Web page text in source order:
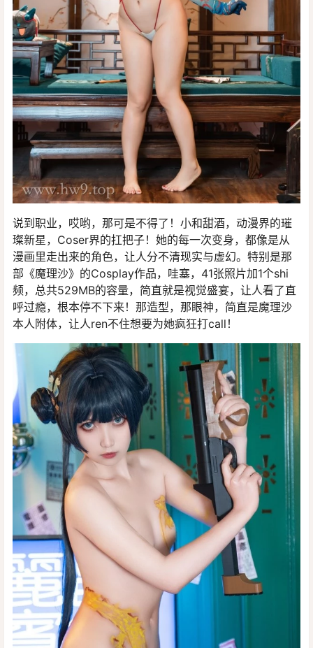
说到职业，哎哟，那可是不得了！小和甜酒，动漫界的璀
璨新星，Coser界的扛把子！她的每一次变身，都像是从
漫画里走出来的角色，让人分不清现实与虚幻。特别是那
部《魔理沙》的Cosplay作品，哇塞，41张照片加1个shi
频，总共529MB的容量，简直就是视觉盛宴，让人看了直
呼过瘾，根本停不下来！那造型，那眼神，简直是魔理沙
本人附体，让人ren不住想要为她疯狂打call！